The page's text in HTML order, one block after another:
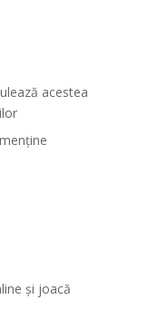
acestea
și joacă